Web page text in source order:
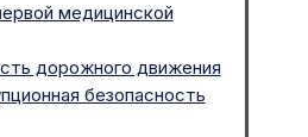
медицинской
дорожного движения
безопасность